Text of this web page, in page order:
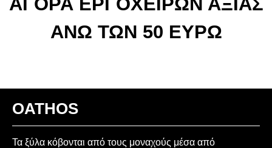
ΑΝΩ ΤΩΝ 50 ΕΥΡΩ
OATHOS
Τα ξύλα κόβονται από τους μοναχούς μέσα από